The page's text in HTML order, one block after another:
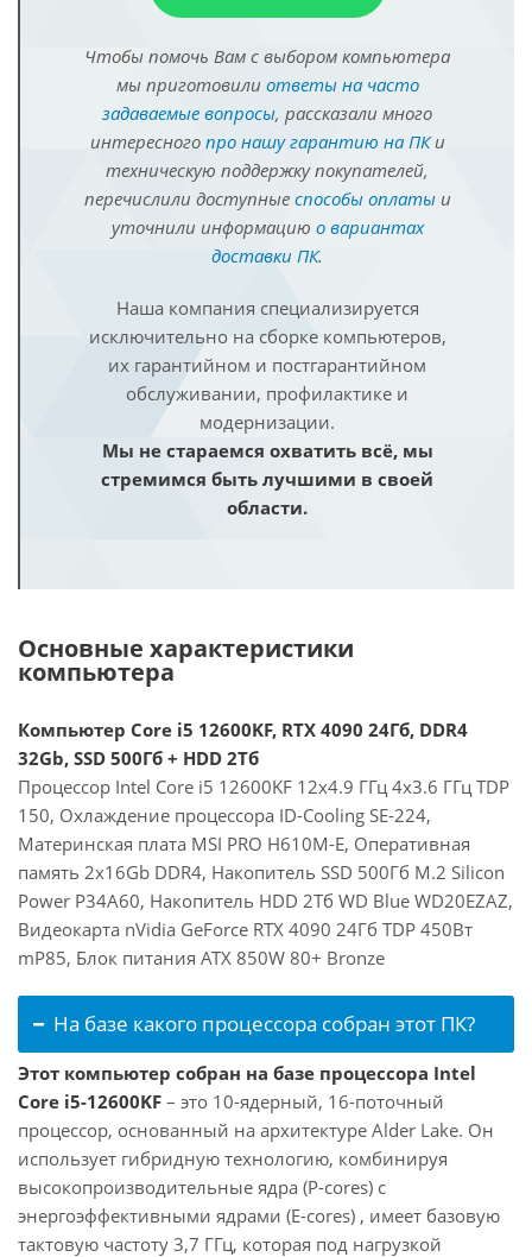
Чтобы помочь Вам с выбором компьютера
мы приготовили ответы на часто
задаваемые вопросы, рассказали много
интересного про нашу гарантию на ПКи
техническую поддержку покупателей,
перечислили доступные способы оплатыи
уточнили информацию о вариантах
доставки ПК.
Наша компания специализируется
исключительно на сборке компьютеров,
их гарантийном и постгарантийном
обслуживании, профилактике и
модернизации.
Мы не стараемся охватить всё, мы
стремимся быть лучшими в своей
области.
Основные характеристики
компьютера
Компьютер Core i5 12600KF, RTX 4090 24Гб, DDR4
32Gb, SSD 500Гб + HDD 2Тб
Процессор Intel Core i5 12600KF 12x4.9 ГГц 4x3.6 ГГц TDP
150, Охлаждение процессора ID-Cooling SE-224,
Материнская плата MSI PRO H610M-E, Оперативная
память 2x16Gb DDR4, Накопитель SSD 500Гб M.2 Silicon
Power P34A60, Накопитель HDD 2Тб WD Blue WD20EZAZ,
Видеокарта nVidia GeForce RTX 4090 24Гб TDP 450Вт
mP85, Блок питания ATX 850W 80+ Bronze
На базе какого процессора собран этот ПК?
Этот компьютер собран на базе процессора Intel
Core i5-12600KF – это 10-ядерный, 16-поточный
процессор, основанный на архитектуре Alder Lake. Он
использует гибридную технологию, комбинируя
высокопроизводительные ядра (P-cores) с
энергоэффективными ядрами (E-cores) , имеет базовую
тактовую частоту 3,7 ГГц, которая под нагрузкой